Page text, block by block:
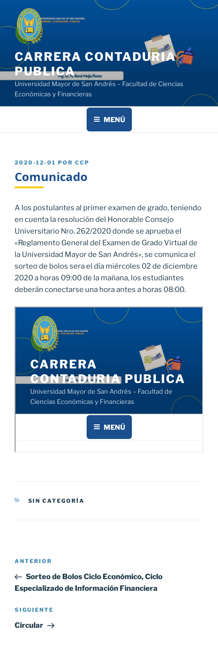
contenido
CARRERA CONTADURIA
PUBLICA
Universidad Mayor de San Andrés – Facultad de Ciencias
Económicas y Financieras
MENÚ
PUBLICADO
2020-12-01 POR CCP
Comunicado
A los postulantes al primer examen de grado, teniendo
en cuenta la resolución del Honorable Consejo
Universitario Nro. 262/2020 donde se aprueba el
«Reglamento General del Examen de Grado Virtual de
la Universidad Mayor de San Andrés», se comunica el
sorteo de bolos sera el día miércoles 02 de diciembre
2020 a horas 09:00 de la mañana, los estudiantes
deberán conectarse una hora antes a horas 08:00.
CATEGORÍAS
SIN CATEGORÍA
Navegación
entradas
Entrada
anterior:
ANTERIOR
Sorteo de Bolos Ciclo Económico, Ciclo
Especializado de Información Financiera
Siguiente
entrada
SIGUIENTE
Circular